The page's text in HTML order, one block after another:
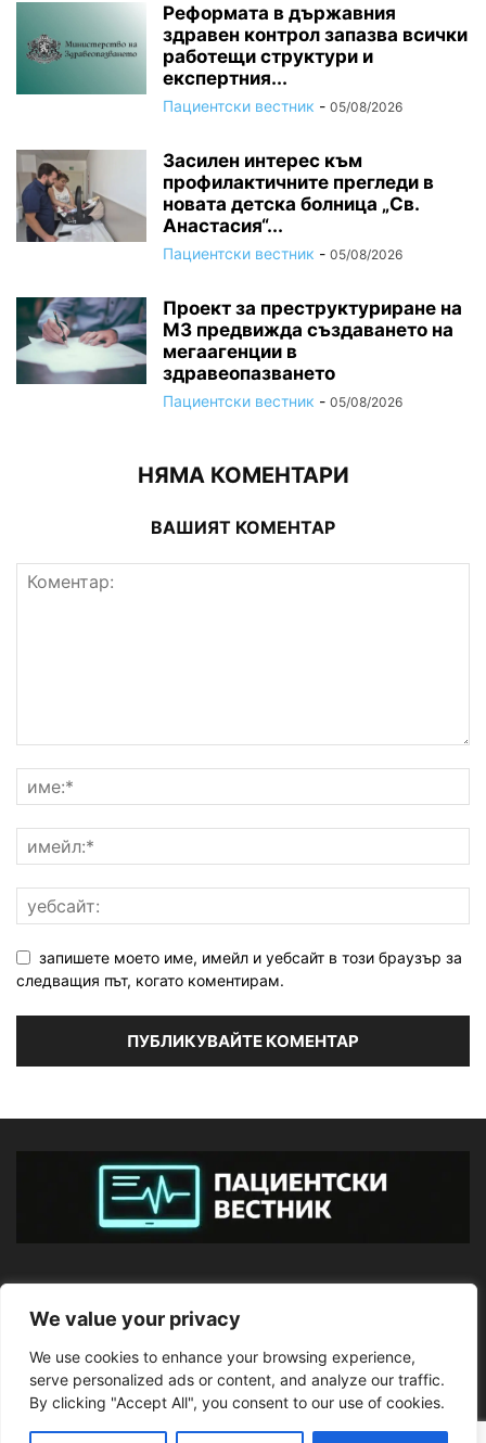
We value your privacy
We use cookies to enhance your browsing experience,
serve personalized ads or content, and analyze our traffic.
By clicking "Accept All", you consent to our use of cookies.
Реформата в държавния
здравен контрол запазва всички
работещи структури и
експертния...
Пациентски вестник - 05/08/2026
Засилен интерес към
профилактичните прегледи в
новата детска болница „Св.
Анастасия“...
Пациентски вестник - 05/08/2026
Проект за преструктуриране на
МЗ предвижда създаването на
мегаагенции в
здравеопазването
Пациентски вестник - 05/08/2026
НЯМА КОМЕНТАРИ
ВАШИЯТ КОМЕНТАР
запишете моето име, имейл и уебсайт в този браузър за
следващия път, когато коментирам.
ПОСЛЕДВАЙТЕ НИ